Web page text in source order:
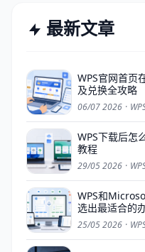
最新文章
WPS官网首页
及兑换全攻略
06/07 2026 ·
WPS下载后怎
教程
29/05 2026 ·
WPS和
选出最适合的
25/05 2026 ·